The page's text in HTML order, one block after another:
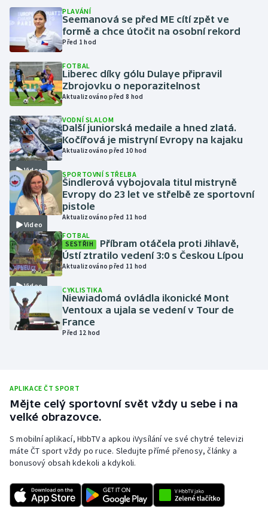
Gymnastika
Házená
Jezdectví
Judo
Krasobruslení
Lezení
Lyže a snowboard
Moderní pětiboj
Motorsport
Olympijské hry
Parasport
Rychlostní kanoistika
Short track
PLAVÁNÍ
Seemanová se před ME cítí zpět ve
formě a chce útočit na osobní rekord
Před 1 hod
FOTBAL
Liberec díky gólu Dulaye připravil
Zbrojovku o neporazitelnost
Aktualizováno před 8 hod
Video
VODNÍ SLALOM
Další juniorská medaile a hned zlatá.
Kočířová je mistryní Evropy na kajaku
Aktualizováno před 10 hod
Video
SPORTOVNÍ STŘELBA
Šindlerová vybojovala titul mistryně
Evropy do 23 let ve střelbě ze sportovní
pistole
Aktualizováno před 11 hod
Video
FOTBAL
SESTŘIH
Příbram otáčela proti Jihlavě,
Ústí ztratilo vedení 3:0 s Českou Lípou
Aktualizováno před 11 hod
CYKLISTIKA
Niewiadomá ovládla ikonické Mont
Ventoux a ujala se vedení v Tour de
France
Před 12 hod
APLIKACE ČT SPORT
Mějte celý sportovní svět vždy u sebe i na
velké obrazovce.
S mobilní aplikací, HbbTV a apkou iVysílání ve své chytré televizi
máte ČT sport vždy po ruce. Sledujte přímé přenosy, články a
bonusový obsah kdekoli a kdykoli.